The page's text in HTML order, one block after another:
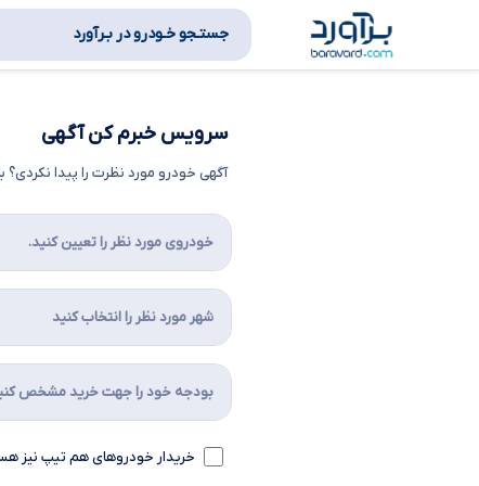
جستـجو خـودرو در بـرآورد
سرویس خبرم کن آگهی
آگهی خودرو مورد نظرت را پیدا
خریدار خودروهای هم تیپ نیز